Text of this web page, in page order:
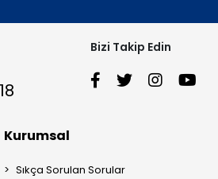
Bizi Takip Edin
Kurumsal
Sıkça Sorulan Sorular